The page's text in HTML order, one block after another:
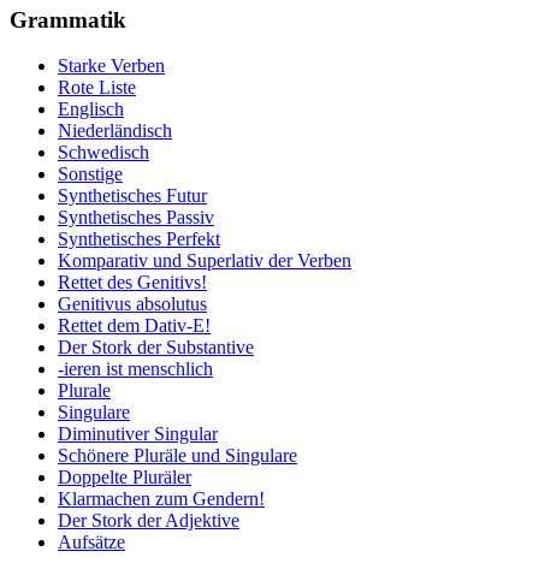
Grammatik
Starke Verben
Rote Liste
Englisch
Niederländisch
Schwedisch
Sonstige
Synthetisches Futur
Synthetisches Passiv
Synthetisches Perfekt
Komparativ und Superlativ der Verben
Rettet des Genitivs!
Genitivus absolutus
Rettet dem Dativ-E!
Der Stork der Substantive
-ieren ist menschlich
Plurale
Singulare
Diminutiver Singular
Schönere Pluräle und Singulare
Doppelte Pluräler
Klarmachen zum Gendern!
Der Stork der Adjektive
Aufsätze